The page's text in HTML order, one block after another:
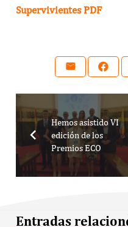
Supervivientes PDF
Hemos asistido VI
edición de los
Premios ECO
Entradas